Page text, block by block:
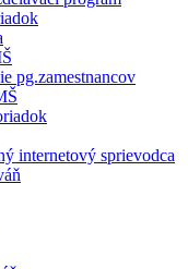
pg.zamestnancov
internetový sprievodca